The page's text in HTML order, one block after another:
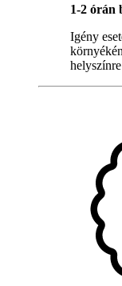
1-2 órán
Igény